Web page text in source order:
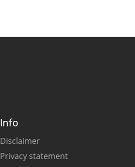
Info
Disclaimer
Privacy statement